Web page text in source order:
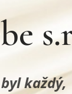
každý,